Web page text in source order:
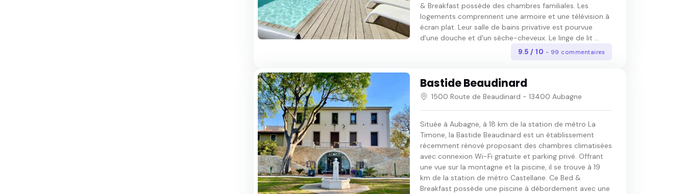
& Breakfast possède des chambres familiales. Les
logements comprennent une armoire et une télévision à
écran plat. Leur salle de bains privative est pourvue
d'une douche et d'un sèche-cheveux. Le linge de lit ...
9.5 / 10 - 99 commentaires
Bastide Beaudinard
1500 Route de Beaudinard - 13400 Aubagne
Située à Aubagne, à 18 km de la station de métro La
Timone, la Bastide Beaudinard est un établissement
récemment rénové proposant des chambres climatisées
avec connexion Wi-Fi gratuite et parking privé. Offrant
une vue sur la montagne et la piscine, il se trouve à 19
km de la station de métro Castellane. Ce Bed &
Breakfast possède une piscine à débordement avec une